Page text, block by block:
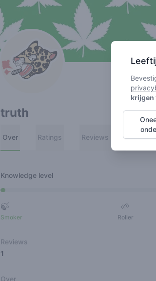
truth
Over Ratings Reviews
Knowledge level
🍃
Smoker
🌱
Roller
Reviews
1
Over
krijgen